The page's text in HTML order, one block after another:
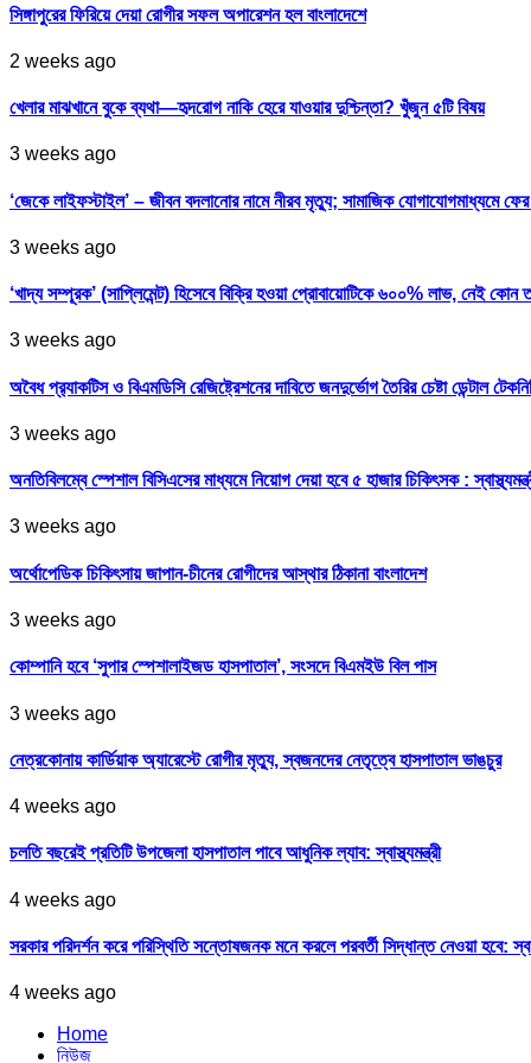
সিঙ্গাপুরের ফিরিয়ে দেয়া রোগীর সফল অপারেশন হল বাংলাদেশে
2 weeks ago
খেলার মাঝখানে বুকে ব্যথা—হৃদরোগ নাকি হেরে যাওয়ার দুশ্চিন্তা? খুঁজুন ৫টি বিষয়
3 weeks ago
‘জেকে লাইফস্টাইল’ – জীবন বদলানোর নামে নীরব মৃত্যু; সামাজিক যোগাযোগমাধ্যমে
3 weeks ago
‘খাদ্য সম্পূরক’ (সাপ্লিমেন্ট) হিসেবে বিক্রি হওয়া প্রোবায়োটিকে ৬০০% লাভ, নেই কোন
3 weeks ago
অবৈধ প্র‍্যাকটিস ও বিএমডিসি রেজিষ্ট্রেশনের দাবিতে জনদুর্ভোগ তৈরির চেষ্টা ডেন্টাল
3 weeks ago
অনতিবিলম্বে স্পেশাল বিসিএসের মাধ্যমে নিয়োগ দেয়া হবে ৫ হাজার চিকিৎসক :
3 weeks ago
অর্থোপেডিক চিকিৎসায় জাপান-চীনের রোগীদের আস্থার ঠিকানা বাংলাদেশ
3 weeks ago
কোম্পানি হবে ‘সুপার স্পেশালাইজড হাসপাতাল’, সংসদে বিএমইউ বিল পাস
3 weeks ago
নেত্রকোনায় কার্ডিয়াক অ্যারেস্টে রোগীর মৃত্যু, স্বজনদের নেতৃত্বে হাসপাতাল ভাঙচুর
4 weeks ago
চলতি বছরেই প্রতিটি উপজেলা হাসপাতাল পাবে আধুনিক ল্যাব: স্বাস্থ্যমন্ত্রী
4 weeks ago
সরকার পরিদর্শন করে পরিস্থিতি সন্তোষজনক মনে করলে পরবর্তী সিদ্ধান্ত নেওয়া হবে:
4 weeks ago
Home
নিউজ